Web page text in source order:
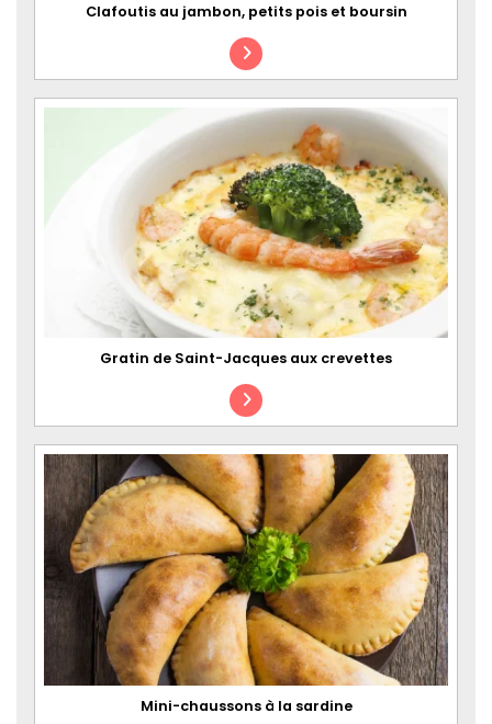
Clafoutis au jambon, petits pois et boursin
Gratin de Saint-Jacques aux crevettes
Mini-chaussons à la sardine